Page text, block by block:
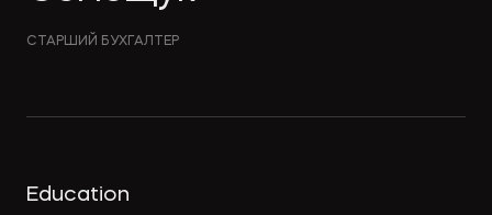
СТАРШИЙ БУХГАЛТЕР
Education